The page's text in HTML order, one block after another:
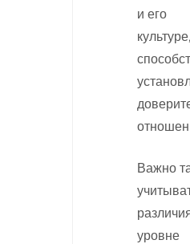
и его
Важно
уровне